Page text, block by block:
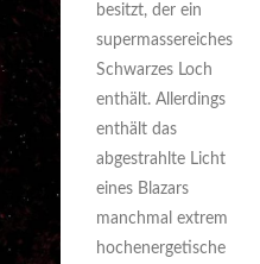
besitzt, der ein
supermassereiches
Schwarzes Loch
enthält. Allerdings
enthält das
abgestrahlte Licht
eines Blazars
manchmal extrem
hochenergetische